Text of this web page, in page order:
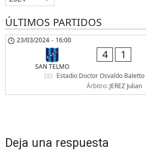
ÚLTIMOS PARTIDOS
23/03/2024 - 16:00
SAN TELMO
4 1
Estadio Doctor Osvaldo Baletto
Árbitro: JEREZ Julian
Deja una respuesta